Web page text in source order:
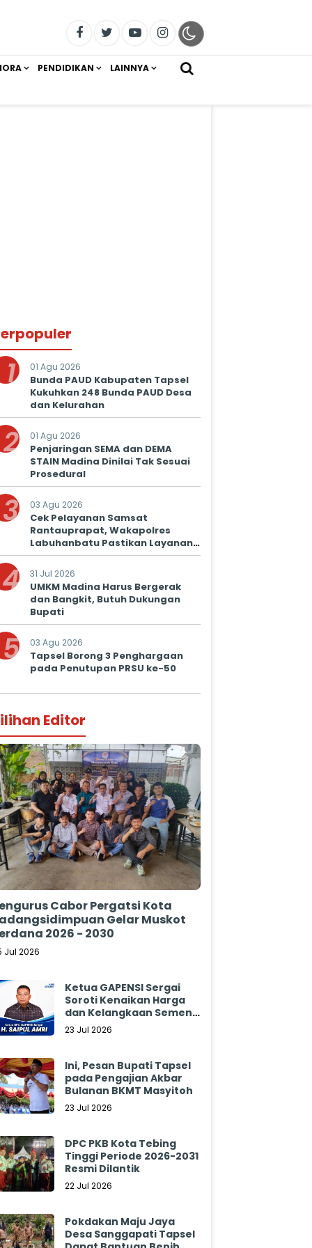
PENDIDIKAN LAINNYA
1 01 Agu 2026
Bunda PAUD Kabupaten Tapsel
Kukuhkan 248 Bunda PAUD Desa
dan Kelurahan
2 01 Agu 2026
Penjaringan SEMA dan DEMA
STAIN Madina Dinilai Tak Sesuai
Prosedural
3 03 Agu 2026
Cek Pelayanan Samsat
Rantauprapat, Wakapolres
Labuhanbatu Pastikan Layanan
Prima untuk Masyarakat
4 31 Jul 2026
UMKM Madina Harus Bergerak
dan Bangkit, Butuh Dukungan
Bupati
5 03 Agu 2026
Tapsel Borong 3 Penghargaan
pada Penutupan PRSU ke-50
Editor
Cabor Pergatsi Kota
Gelar Muskot
2026 - 2030
Jul 2026
Ketua GAPENSI Sergai
Soroti Kenaikan Harga
dan Kelangkaan Semen,
Minta Pemerintah
23 Jul 2026
Ini, Pesan Bupati Tapsel
pada Pengajian Akbar
Bulanan BKMT Masyitoh
23 Jul 2026
DPC PKB Kota Tebing
Tinggi Periode 2026-2031
Resmi Dilantik
22 Jul 2026
Pokdakan Maju Jaya
Desa Sanggapati Tapsel